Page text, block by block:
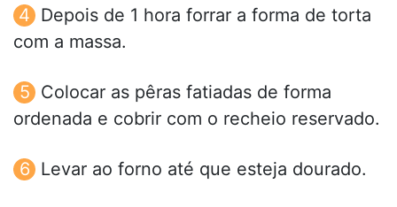
Depois de 1 hora forrar a forma de torta
com a massa.
Colocar as pêras fatiadas de forma
ordenada e cobrir com o recheio reservado.
Levar ao forno até que esteja dourado.